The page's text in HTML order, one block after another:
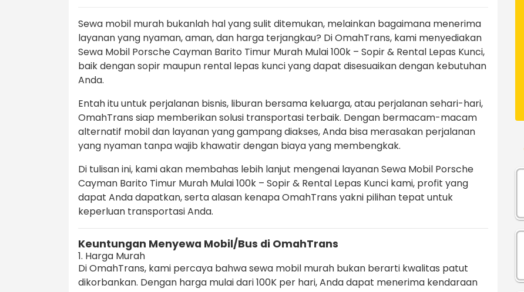
Sewa mobil murah bukanlah hal yang sulit ditemukan, melainkan bagaimana menerima
layanan yang nyaman, aman, dan harga terjangkau? Di OmahTrans, kami menyediakan
Sewa Mobil Porsche Cayman Barito Timur Murah Mulai 100k – Sopir & Rental Lepas Kunci,
baik dengan sopir maupun rental lepas kunci yang dapat disesuaikan dengan kebutuhan
Anda.
Entah itu untuk perjalanan bisnis, liburan bersama keluarga, atau perjalanan sehari-hari,
OmahTrans siap memberikan solusi transportasi terbaik. Dengan bermacam-macam
alternatif mobil dan layanan yang gampang diakses, Anda bisa merasakan perjalanan
yang nyaman tanpa wajib khawatir dengan biaya yang membengkak.
Di tulisan ini, kami akan membahas lebih lanjut mengenai layanan Sewa Mobil Porsche
Cayman Barito Timur Murah Mulai 100k – Sopir & Rental Lepas Kunci kami, profit yang
dapat Anda dapatkan, serta alasan kenapa OmahTrans yakni pilihan tepat untuk
keperluan transportasi Anda.
Keuntungan Menyewa Mobil/Bus di OmahTrans
1. Harga Murah
Di OmahTrans, kami percaya bahwa sewa mobil murah bukan berarti kwalitas patut
dikorbankan. Dengan harga mulai dari 100K per hari, Anda dapat menerima kendaraan